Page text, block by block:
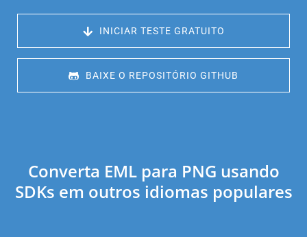
INICIAR TESTE GRATUITO
BAIXE O REPOSITÓRIO GITHUB
Converta EML para PNG usando
SDKs em outros idiomas populares